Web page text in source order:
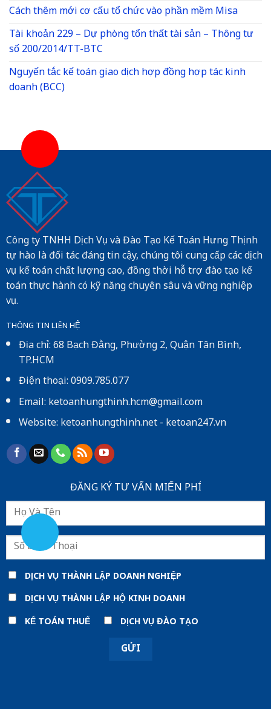
Cách thêm mới cơ cấu tổ chức vào phần mềm Misa
Tài khoản 229 – Dự phòng tổn thất tài sản – Thông tư
số 200/2014/TT-BTC
Nguyến tắc kế toán giao dịch hợp đồng hợp tác kinh
doanh (BCC)
Công ty TNHH Dịch Vụ và Đào Tạo Kế Toán Hưng Thịnh
tự hào là đối tác đáng tin cậy, chúng tôi cung cấp các dịch
vụ kế toán chất lượng cao, đồng thời hỗ trợ đào tạo kế
toán thực hành có kỹ năng chuyên sâu và vững nghiệp
vụ.
THÔNG TIN LIÊN HỆ
Địa chỉ: 68 Bạch Đằng, Phường 2, Quận Tân Bình,
TP.HCM
Điện thoại: 0909.785.077
Email: ketoanhungthinh.hcm@gmail.com
Website:ketoanhungthinh.net-ketoan247.vn
ĐĂNG KÝ TƯ VẤN MIẾN PHÍ
DỊCH VỤ THÀNH LẬP DOANH NGHIỆP
DỊCH VỤ THÀNH LẬP HỘ KINH DOANH
KẾ TOÁN THUẾ
DỊCH VỤ ĐÀO TẠO